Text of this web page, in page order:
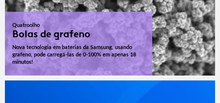
Quatroolho
Bolas de grafeno
Nova tecnologia em baterias da Samsung, usando
grafeno, pode carregá-las de 0-100% em apenas 18
minutos!